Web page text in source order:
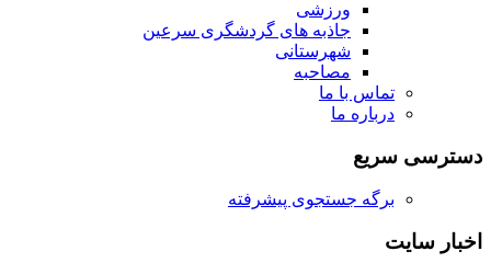
ورزشی
جاذبه های گردشگری سرعین
شهرستانی
مصاحبه
تماس با ما
درباره ما
دسترسی سریع
برگه جستجوی پیشرفته
اخبار سایت